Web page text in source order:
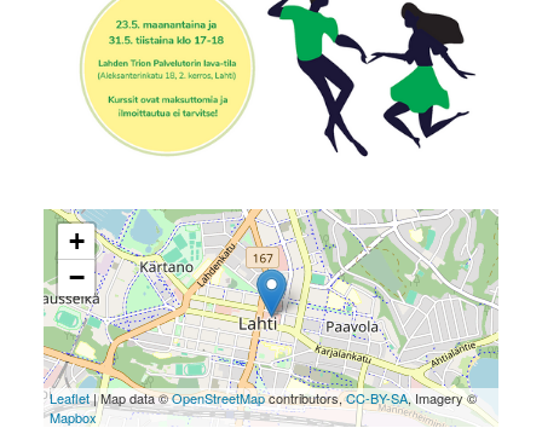
+
−
Leaflet| Map data ©OpenStreetMapcontributors,CC-BY-SA, Imagery ©
Mapbox